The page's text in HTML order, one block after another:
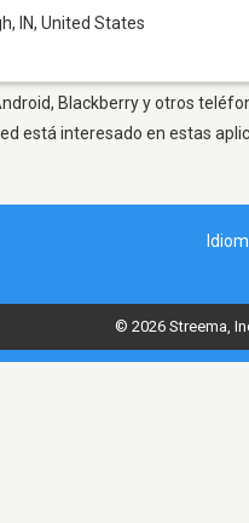
IN, United States
Blackberry y otros
está interesado en estas
© 2026 Streema,